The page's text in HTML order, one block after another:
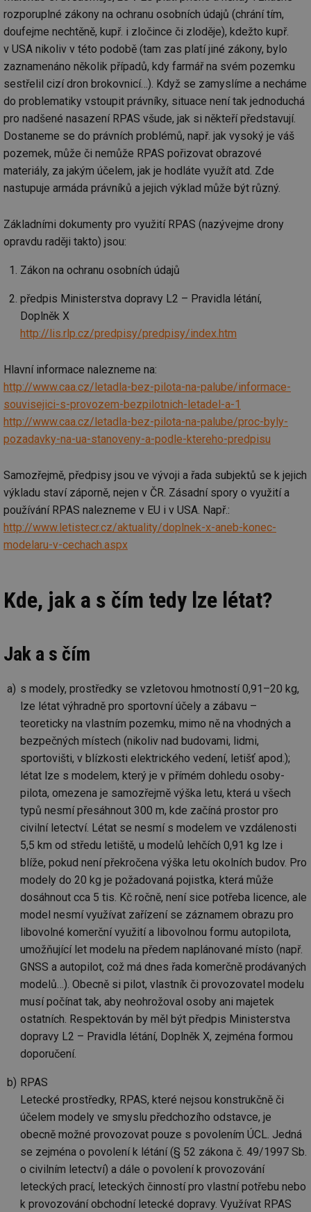
rozporuplné zákony na ochranu osobních údajů (chrání tím,
doufejme nechtěně, kupř. i zločince či zloděje), kdežto kupř.
v USA nikoliv v této podobě (tam zas platí jiné zákony, bylo
zaznamenáno několik případů, kdy farmář na svém pozemku
sestřelil cizí dron brokovnicí…). Když se zamyslíme a necháme
do problematiky vstoupit právníky, situace není tak jednoduchá
pro nadšené nasazení RPAS všude, jak si někteří představují.
Dostaneme se do právních problémů, např. jak vysoký je váš
pozemek, může či nemůže RPAS pořizovat obrazové
materiály, za jakým účelem, jak je hodláte využít atd. Zde
nastupuje armáda právníků a jejich výklad může být různý.
Základními dokumenty pro využití RPAS (nazývejme drony
opravdu raději takto) jsou:
Zákon na ochranu osobních údajů
předpis Ministerstva dopravy L2 – Pravidla létání,
Doplněk X
http://lis.rlp.cz/predpisy/predpisy/index.htm
Hlavní informace nalezneme na:
http://www.caa.cz/letadla-bez-pilota-na-palube/informace-
souvisejici-s-provozem-bezpilotnich-letadel-a-1
http://www.caa.cz/letadla-bez-pilota-na-palube/proc-byly-
pozadavky-na-ua-stanoveny-a-podle-ktereho-predpisu
Samozřejmě, předpisy jsou ve vývoji a řada subjektů se k jejich
výkladu staví záporně, nejen v ČR. Zásadní spory o využití a
používání RPAS nalezneme v EU i v USA. Např.:
http://www.letistecr.cz/aktuality/doplnek-x-aneb-konec-
modelaru-v-cechach.aspx
Kde, jak a s čím tedy lze létat?
Jak a s čím
s modely, prostředky se vzletovou hmotností 0,91–20 kg,
lze létat výhradně pro sportovní účely a zábavu –
teoreticky na vlastním pozemku, mimo ně na vhodných a
bezpečných místech (nikoliv nad budovami, lidmi,
sportovišti, v blízkosti elektrického vedení, letišť apod.);
létat lze s modelem, který je v přímém dohledu osoby-
pilota, omezena je samozřejmě výška letu, která u všech
typů nesmí přesáhnout 300 m, kde začíná prostor pro
civilní letectví. Létat se nesmí s modelem ve vzdálenosti
5,5 km od středu letiště, u modelů lehčích 0,91 kg lze i
blíže, pokud není překročena výška letu okolních budov. Pro
modely do 20 kg je požadovaná pojistka, která může
dosáhnout cca 5 tis. Kč ročně, není sice potřeba licence, ale
model nesmí využívat zařízení se záznamem obrazu pro
libovolné komerční využití a libovolnou formu autopilota,
umožňující let modelu na předem naplánované místo (např.
GNSS a autopilot, což má dnes řada komerčně prodávaných
modelů…). Obecně si pilot, vlastník či provozovatel modelu
musí počínat tak, aby neohrožoval osoby ani majetek
ostatních. Respektován by měl být předpis Ministerstva
dopravy L2 – Pravidla létání, Doplněk X, zejména formou
doporučení.
RPAS
Letecké prostředky, RPAS, které nejsou konstrukčně či
účelem modely ve smyslu předchozího odstavce, je
obecně možné provozovat pouze s povolením ÚCL. Jedná
se zejména o povolení k létání (§ 52 zákona č. 49/1997 Sb.
o civilním letectví) a dále o povolení k provozování
leteckých prací, leteckých činností pro vlastní potřebu nebo
k provozování obchodní letecké dopravy. Využívat RPAS